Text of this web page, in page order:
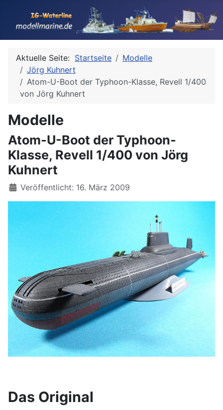
Aktuelle Seite: Startseite
Modelle
Jörg Kuhnert
Atom-U-Boot der Typhoon-Klasse, Revell 1/400
von Jörg Kuhnert
Modelle
Atom-U-Boot der Typhoon-
Klasse, Revell 1/400 von Jörg
Kuhnert
Details
Veröffentlicht: 16. März 2009
Das Original